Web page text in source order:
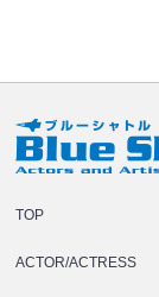
TOP
ACTOR/ACTRESS